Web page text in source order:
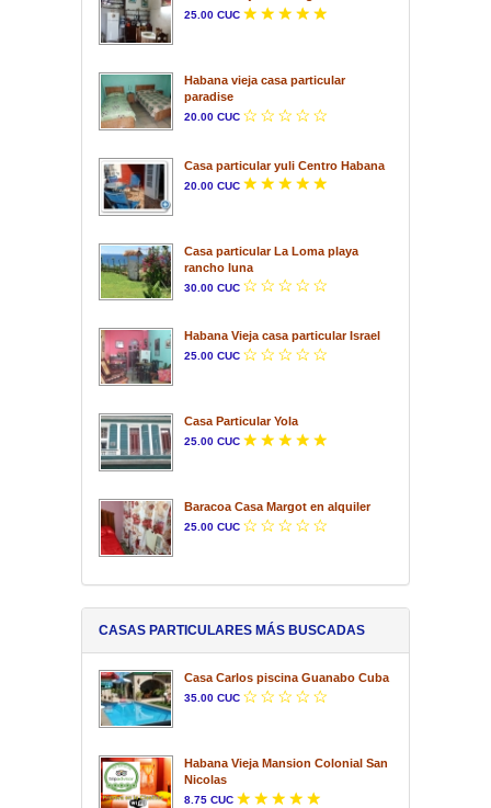
25.00 CUC
Habana vieja casa particular
paradise
20.00 CUC
Casa particular yuli Centro Habana
20.00 CUC
Casa particular La Loma playa
rancho luna
30.00 CUC
Habana Vieja casa particular Israel
25.00 CUC
Casa Particular Yola
25.00 CUC
Baracoa Casa Margot en alquiler
25.00 CUC
CASAS PARTICULARES MÁS BUSCADAS
Casa Carlos piscina Guanabo Cuba
35.00 CUC
Habana Vieja Mansion Colonial San
Nicolas
8.75 CUC